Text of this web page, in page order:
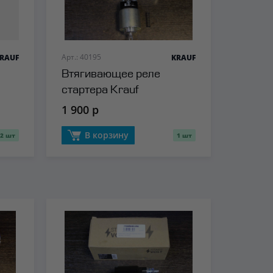
2 шт
Арт.: 40195
Втягивающее реле
стартера Krauf
KRAUF
1 900 р
В корзину 1 шт